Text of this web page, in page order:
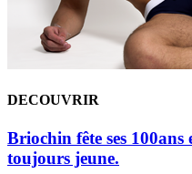
DECOUVRIR
Briochin fête ses
toujours jeune.